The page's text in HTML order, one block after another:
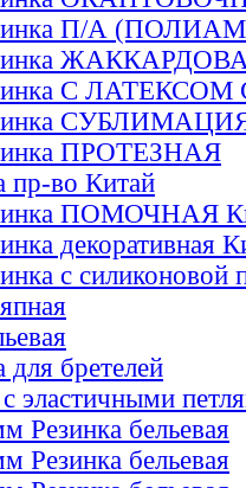
П/А
С ЛАТЕКСОМ
ПРОТЕЗНАЯ
пр-во Китай
ПОМОЧНАЯ
декоративная
с силиконовой
для бретелей
эластичными
Резинка бельевая
Резинка бельевая